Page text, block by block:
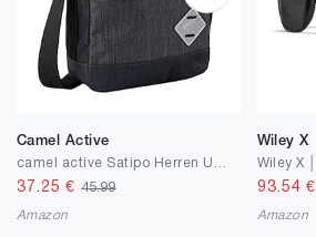
Camel Active
37.25 €45.99
Amazon
Wiley X
93.54 €
Amazon